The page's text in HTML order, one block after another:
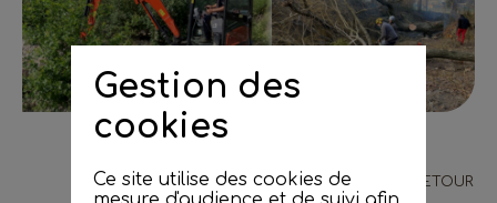
RETOUR
Gestion des
cookies
Ce site utilise des cookies de